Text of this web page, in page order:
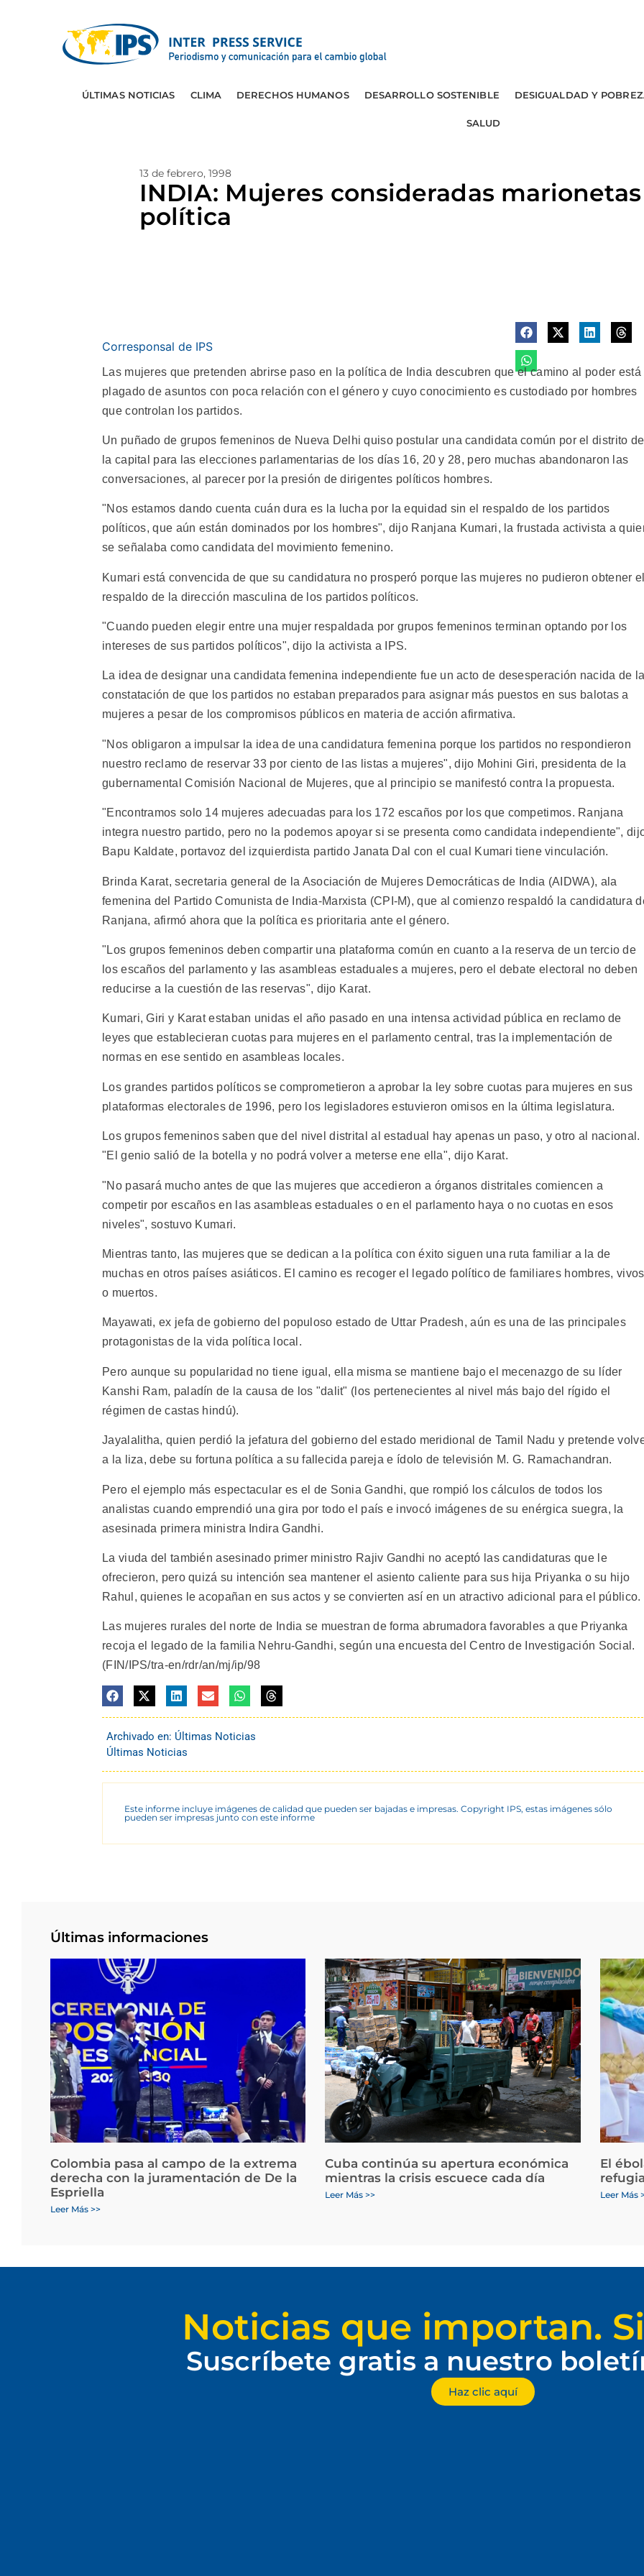
ÚLTIMAS NOTICIAS CLIMA DERECHOS HUMANOS DESARROLLO SOSTENIBLE DESIGUALDAD Y
SALUD
13 de febrero, 1998
INDIA: Mujeres consideradas
política
Corresponsal de IPS
Las mujeres que pretenden abrirse paso en la política de India descubren que el camino al poder está
plagado de asuntos con poca relación con el género y cuyo conocimiento es custodiado por hombres
que controlan los partidos.
Un puñado de grupos femeninos de Nueva Delhi quiso postular una candidata común por el distrito de
la capital para las elecciones parlamentarias de los días 16, 20 y 28, pero muchas abandonaron las
conversaciones, al parecer por la presión de dirigentes políticos hombres.
"Nos estamos dando cuenta cuán dura es la lucha por la equidad sin el respaldo de los partidos
políticos, que aún están dominados por los hombres", dijo Ranjana Kumari, la frustada activista a
se señalaba como candidata del movimiento femenino.
Kumari está convencida de que su candidatura no prosperó porque las mujeres no pudieron obtener
respaldo de la dirección masculina de los partidos políticos.
"Cuando pueden elegir entre una mujer respaldada por grupos femeninos terminan optando por los
intereses de sus partidos políticos", dijo la activista a IPS.
La idea de designar una candidata femenina independiente fue un acto de desesperación nacida de
constatación de que los partidos no estaban preparados para asignar más puestos en sus balotas a
mujeres a pesar de los compromisos públicos en materia de acción afirmativa.
"Nos obligaron a impulsar la idea de una candidatura femenina porque los partidos no respondieron
nuestro reclamo de reservar 33 por ciento de las listas a mujeres", dijo Mohini Giri, presidenta de la
gubernamental Comisión Nacional de Mujeres, que al principio se manifestó contra la propuesta.
"Encontramos solo 14 mujeres adecuadas para los 172 escaños por los que competimos. Ranjana
integra nuestro partido, pero no la podemos apoyar si se presenta como candidata independiente",
Bapu Kaldate, portavoz del izquierdista partido Janata Dal con el cual Kumari tiene vinculación.
Brinda Karat, secretaria general de la Asociación de Mujeres Democráticas de India (AIDWA), ala
femenina del Partido Comunista de India-Marxista (CPI-M), que al comienzo respaldó la candidatura
Ranjana, afirmó ahora que la política es prioritaria ante el género.
"Los grupos femeninos deben compartir una plataforma común en cuanto a la reserva de un tercio de
los escaños del parlamento y las asambleas estaduales a mujeres, pero el debate electoral no deben
reducirse a la cuestión de las reservas", dijo Karat.
Kumari, Giri y Karat estaban unidas el año pasado en una intensa actividad pública en reclamo de
leyes que establecieran cuotas para mujeres en el parlamento central, tras la implementación de
normas en ese sentido en asambleas locales.
Los grandes partidos políticos se comprometieron a aprobar la ley sobre cuotas para mujeres en sus
plataformas electorales de 1996, pero los legisladores estuvieron omisos en la última legislatura.
Los grupos femeninos saben que del nivel distrital al estadual hay apenas un paso, y otro al nacional.
"El genio salió de la botella y no podrá volver a meterse ene ella", dijo Karat.
"No pasará mucho antes de que las mujeres que accedieron a órganos distritales comiencen a
competir por escaños en las asambleas estaduales o en el parlamento haya o no cuotas en esos
niveles", sostuvo Kumari.
Mientras tanto, las mujeres que se dedican a la política con éxito siguen una ruta familiar a la de
muchas en otros países asiáticos. El camino es recoger el legado político de familiares hombres, vivos
o muertos.
Mayawati, ex jefa de gobierno del populoso estado de Uttar Pradesh, aún es una de las principales
protagonistas de la vida política local.
Pero aunque su popularidad no tiene igual, ella misma se mantiene bajo el mecenazgo de su líder
Kanshi Ram, paladín de la causa de los "dalit" (los pertenecientes al nivel más bajo del rígido el
régimen de castas hindú).
Jayalalitha, quien perdió la jefatura del gobierno del estado meridional de Tamil Nadu y pretende
a la liza, debe su fortuna política a su fallecida pareja e ídolo de televisión M. G. Ramachandran.
Pero el ejemplo más espectacular es el de Sonia Gandhi, que rompió los cálculos de todos los
analistas cuando emprendió una gira por todo el país e invocó imágenes de su enérgica suegra, la
asesinada primera ministra Indira Gandhi.
La viuda del también asesinado primer ministro Rajiv Gandhi no aceptó las candidaturas que le
ofrecieron, pero quizá su intención sea mantener el asiento caliente para sus hija Priyanka o su hijo
Rahul, quienes le acopañan en sus actos y se convierten así en un atractivo adicional para el público.
Las mujeres rurales del norte de India se muestran de forma abrumadora favorables a que Priyanka
recoja el legado de la familia Nehru-Gandhi, según una encuesta del Centro de Investigación Social.
(FIN/IPS/tra-en/rdr/an/mj/ip/98
Archivado en: Últimas Noticias
Últimas Noticias
Este informe incluye imágenes de calidad que pueden ser bajadas e impresas. Copyright IPS, estas imágenes sólo
pueden ser impresas junto con este informe
Últimas informaciones
Colombia pasa al campo de la extrema
derecha con la juramentación de De la
Espriella
Leer Más >>
Cuba continúa su apertura económica
mientras la crisis escuece cada día
Leer Más >>
El
Leer Más
Noticias que importan.
Suscríbete gratis a nuestro
Haz clic aquí